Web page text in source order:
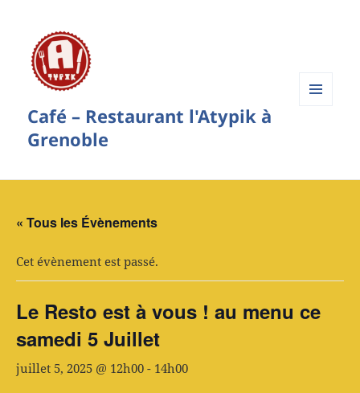
Café – Restaurant l'Atypik à
Grenoble
« Tous les Évènements
Cet évènement est passé.
Le Resto est à vous ! au menu ce
samedi 5 Juillet
juillet 5, 2025 @ 12h00 - 14h00